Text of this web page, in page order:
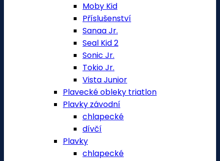
Moby Kid
Příslušenství
Sanaa Jr.
Seal Kid 2
Sonic Jr.
Tokio Jr.
Vista Junior
Plavecké obleky triatlon
Plavky závodní
chlapecké
dívčí
Plavky
chlapecké